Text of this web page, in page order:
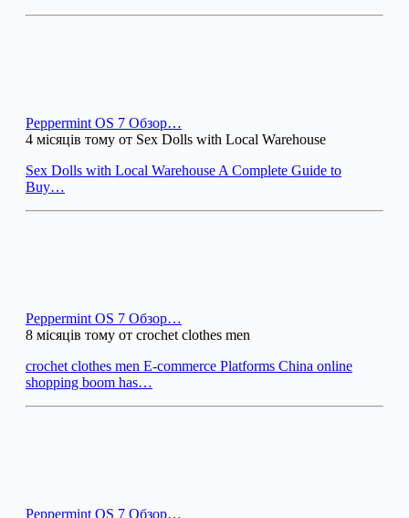
Peppermint OS 7 Обзор…
4 місяців тому от Sex Dolls with Local Warehouse
Sex Dolls with Local Warehouse A Complete Guide to
Buy…
Peppermint OS 7 Обзор…
8 місяців тому от crochet clothes men
crochet clothes men E-commerce Platforms China online
shopping boom has…
Peppermint OS 7 Обзор…